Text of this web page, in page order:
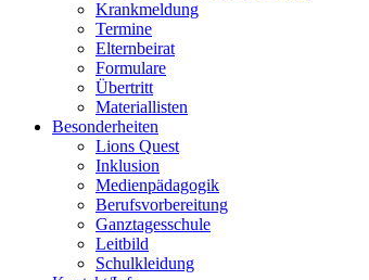
Krankmeldung
Termine
Elternbeirat
Formulare
Übertritt
Materiallisten
Besonderheiten
Lions Quest
Inklusion
Medienpädagogik
Berufsvorbereitung
Ganztagesschule
Leitbild
Schulkleidung